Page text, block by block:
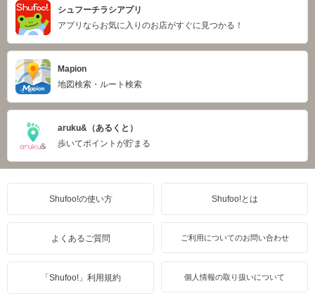
シュフーチラシアプリ
アプリならお気に入りのお店がすぐに見つかる！
Mapion
地図検索・ルート検索
aruku&（あるくと）
歩いてポイントが貯まる
Shufoo!の使い方 Shufoo!とは
よくあるご質問 ご利用についてのお問い合わせ
「Shufoo!」利用規約 個人情報の取り扱いについて